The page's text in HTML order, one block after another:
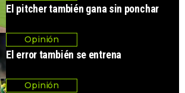
El pitcher también gana sin ponchar
Opinión
El error también se entrena
Opinión